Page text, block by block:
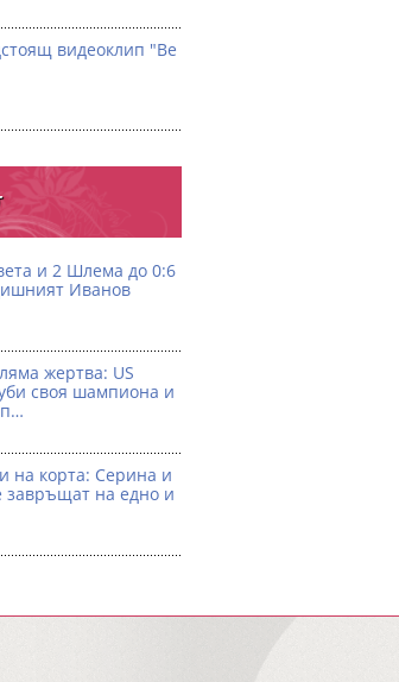
видеоклип "Be
и 2 Шлема до 0:6
Иванов
жертва: US
своя шампиона и
на корта: Серина и
зaвръщат на едно и